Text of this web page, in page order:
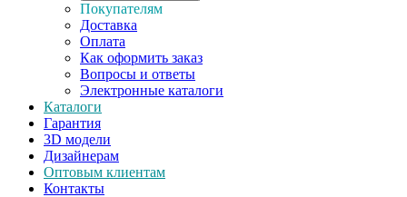
Покупателям
Доставка
Оплата
Как оформить заказ
Вопросы и ответы
Электронные каталоги
Каталоги
Гарантия
3D модели
Дизайнерам
Оптовым клиентам
Контакты